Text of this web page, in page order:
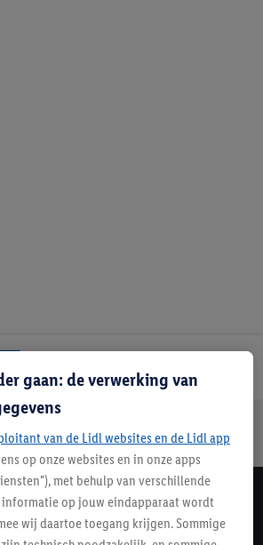
als Lidl webshop klant
Veilig winkelen 30 dagen bedenktijd
Lidl Nieuwsbrief
Schrijf je in
gaan: de verwerking van
van de Lidl websites en de Lidl app
op onze websites en in onze apps
met behulp van verschillende
informatie op jouw eindapparaat wordt
wij daartoe toegang krijgen. Sommige